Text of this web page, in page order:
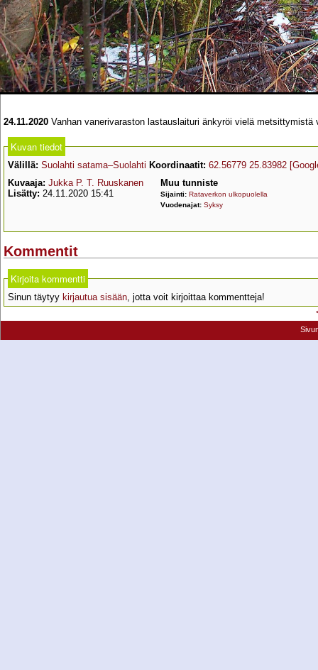
24.11.2020 Vanhan vanerivaraston lastauslaituri änkyröi vielä
Kuvan tiedot
Välillä: Suolahti satama–Suolahti Koordinaatit: 62.56779 25.83982
Kuvaaja: Jukka P. T. Ruuskanen
Lisätty: 24.11.2020 15:41
Muu tunniste
Sijainti: Rataverkon ulkopuolella
Vuodenajat: Syksy
Kommentit
Kirjoita kommentti
Sinun täytyy kirjautua sisään, jotta voit kirjoittaa kommentteja!